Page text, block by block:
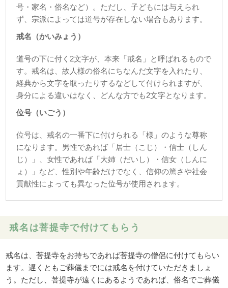
号・家名・俗名など）。ただし、子どもには与えられ
ず、宗派によっては道号が存在しない場合もあります。
戒名（かいみょう）
道号の下に付く2文字が、本来「戒名」と呼ばれるもので
す。戒名は、故人様の俗名にちなんだ文字を入れたり、
経典から文字を取ったりするなどして付けられますが、
身分による違いはなく、どんな方でも2文字となります。
位号（いごう）
位号は、戒名の一番下に付けられる「様」のような尊称
になります。男性であれば「居士（こじ）・信士（しん
じ）」、女性であれば「大姉（だいし）・信女（しんに
ょ）」など、性別や年齢だけでなく、信仰の篤さや社会
貢献性によっても異なった位号が使用されます。
戒名は菩提寺で付けてもらう
戒名は、菩提寺をお持ちであれば菩提寺の僧侶に付けてもらい
ます。遅くともご葬儀までには戒名を付けていただきましょ
う。ただし、菩提寺が遠くにあるようであれば、俗名でご葬儀